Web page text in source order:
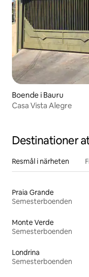
Boende i Bauru
Casa Vista Alegre
Destinationer
Resmål i närheten
Praia Grande
Semesterboenden
Monte Verde
Semesterboenden
Londrina
Semesterboenden